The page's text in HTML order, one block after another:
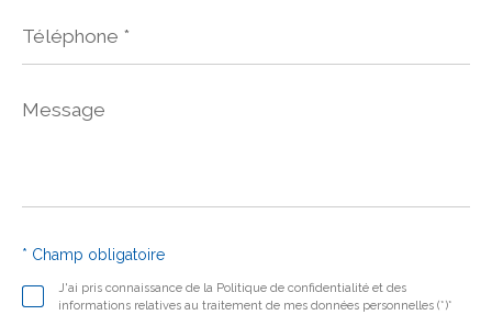
*
Message
J'ai pris connaissance de la Politique de confidentialité et des
informations relatives au traitement de mes données personnelles (*)*
* Champ obligatoire